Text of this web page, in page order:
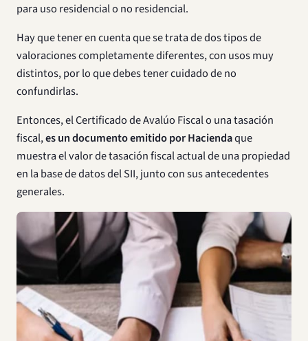
para uso residencial o no residencial.
Hay que tener en cuenta que se trata de dos tipos de
valoraciones completamente diferentes, con usos muy
distintos, por lo que debes tener cuidado de no
confundirlas.
Entonces, el Certificado de Avalúo Fiscal o una tasación
fiscal,es un documentoemitido por Haciendaque
muestra el valor de tasación fiscal actual de una propiedad
en la base de datos del SII, junto con sus antecedentes
generales.